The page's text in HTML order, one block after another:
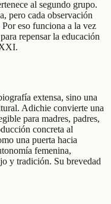
al segundo grupo.
pero cada observación
eso funciona a la vez
repensar la educación
extensa, sino una
Adichie convierte una
para madres, padres,
concreta al
una puerta hacia
femenina,
y tradición. Su brevedad